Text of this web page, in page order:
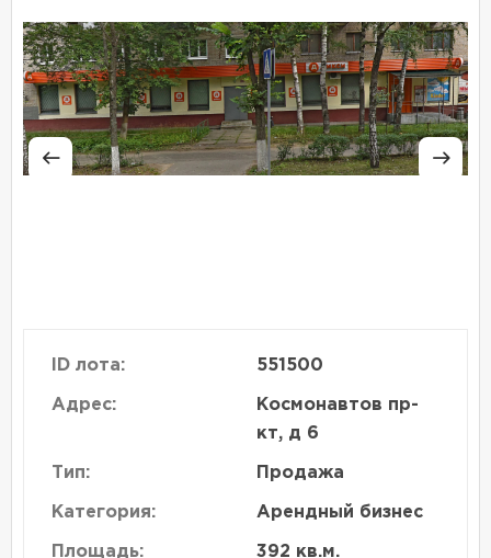
ID лота: 551500
Адрес:
Космонавтов пр-
кт, д 6
Тип: Продажа
Категория: Арендный бизнес
Площадь: 392 кв.м.